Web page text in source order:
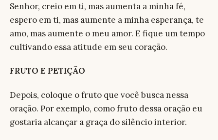
Senhor, creio em ti, mas aumenta a minha fé,
espero em ti, mas aumente a minha esperança, te
amo, mas aumente o meu amor. E fique um tempo
cultivando essa atitude em seu coração.
FRUTO E PETIÇÃO
Depois, coloque o fruto que você busca nessa
oração. Por exemplo, como fruto dessa oração eu
gostaria alcançar a graça do silêncio interior.